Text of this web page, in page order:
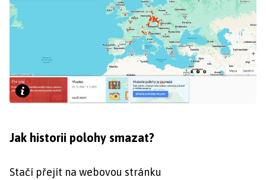
Jak historii polohy smazat?
Stačí přejít na webovou stránku